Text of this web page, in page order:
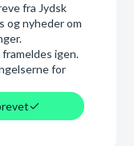
fra Jydsk
og nyheder om
igen.
for